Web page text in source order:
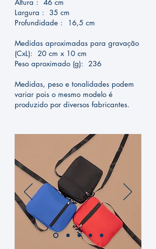
Altura : 46 cm
Largura : 35 cm
Profundidade : 16,5 cm
Medidas aproximadas para gravação
(CxL): 20 cm x 10 cm
Peso aproximado (g): 236
Medidas, peso e tonalidades podem
variar pois o mesmo modelo é
produzido por diversos fabricantes.